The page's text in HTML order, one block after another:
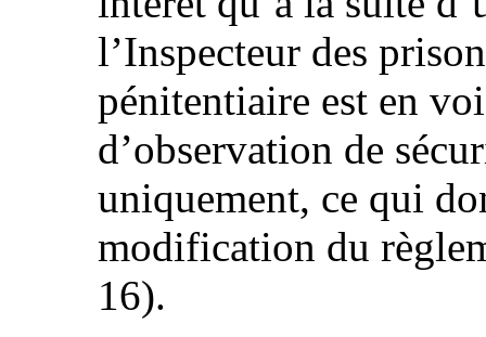
l’Inspecteur des
pénitentiaire est en
d’observation de
uniquement, ce qui
modification du
16).